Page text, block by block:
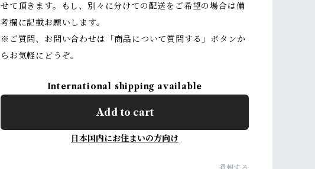
せて頂きます。もし、別々に分けての配送をご希望の場合は備
考欄に記載お願いします。
※ご質問、お問い合わせは「商品について質問する」ボタンか
らお気軽にどうぞ。
International shipping available
Add to cart
日本国内にお住まいの方向け